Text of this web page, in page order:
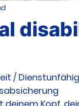
/